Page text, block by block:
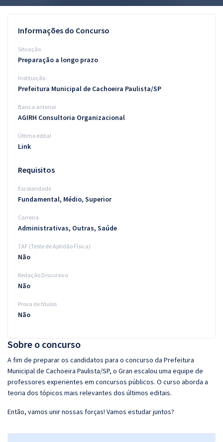
Questões grátis
Conteúdo gratuito
Aprovados
Atendimento
Sobre o concurso
A fim de preparar os candidatos para o concurso da Prefeitura
Municipal de Cachoeira Paulista/SP, o Gran escalou uma equipe de
professores experientes em concursos públicos. O curso aborda a
teoria dos tópicos mais relevantes dos últimos editais.
Então, vamos unir nossas forças! Vamos estudar juntos?
Informações do Concurso
Situação
Preparação a longo prazo
Instituição
Prefeitura Municipal de Cachoeira Paulista/SP
Banca anterior
AGIRH Consultoria Organizacional
Último edital
Link
Requisitos
Escolaridade
Fundamental, Médio, Superior
Carreira
Administrativas, Outras, Saúde
TAF (Teste de Aptidão Física)
Não
Redação Discursiva
Não
Prova de títulos
Não